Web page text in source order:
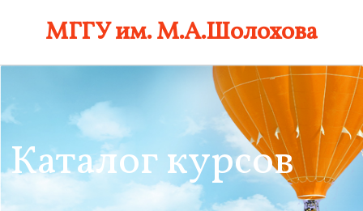
МГГУ им. М.А.Шолохова
Каталог курсов